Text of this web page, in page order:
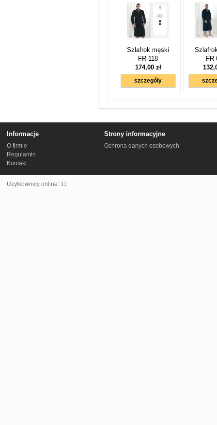
Szlafrok męski
FR-118
174,00 zł
szczegóły
Informacje
O firmie
Regulamin
Kontakt
Strony informacyjne
Ochrona danych osobowych
Użytkownicy online: 11